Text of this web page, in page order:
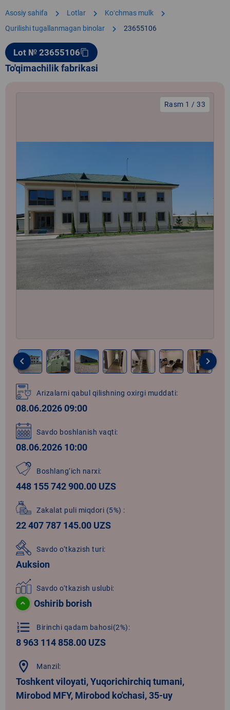
Asosiy sahifa chevron_right Lotlar chevron_right Koʻchmas mulk chevron_right
Qurilishi tugallanmagan binolar chevron_right 23655106
Lot № 23655106content_copy
To'qimachilik fabrikasi
Rasm 1 / 33
1
of
33
keyboard_arrow_left keyboard_arrow_right
Arizalarni qabul qilishning oxirgi muddati:
08.06.2026 09:00
Savdo boshlanish vaqti:
08.06.2026 10:00
Boshlang‘ich narxi:
448 155 742 900.00 UZS
Zakalat puli miqdori (5%) :
22 407 787 145.00 UZS
Savdo o‘tkazish turi:
Auksion
Savdo o‘tkazish uslubi:
Oshirib borish
format_list_numbered Birinchi qadam bahosi(2%):
8 963 114 858.00 UZS
location_on Manzil:
Toshkent viloyati, Yuqorichirchiq tumani,
Mirobod MFY, Mirobod ko'chasi, 35-uy